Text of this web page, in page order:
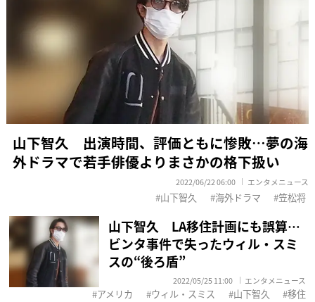
山下智久 出演時間、評価ともに惨敗…夢の海
外ドラマで若手俳優よりまさかの格下扱い
2022/06/22 06:00 エンタメニュース
山下智久 海外ドラマ 笠松将
山下智久 LA移住計画にも誤算…
ビンタ事件で失ったウィル・スミ
スの“後ろ盾”
2022/05/25 11:00 エンタメニュース
アメリカ ウィル・スミス 山下智久 移住